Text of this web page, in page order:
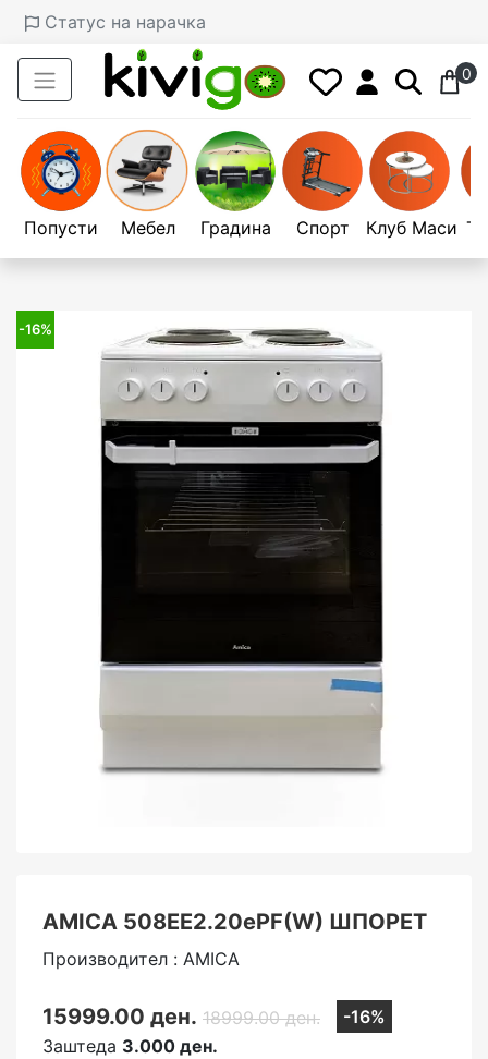
Статус на нарачка
0
Попусти Мебел Градина Спорт Клуб Маси
-16%
AMICA 508EE2.20ePF(W) ШПОРЕТ
Производител : AMICA
15999.00 ден. 18999.00 ден.
-16%
Заштеда 3.000 ден.